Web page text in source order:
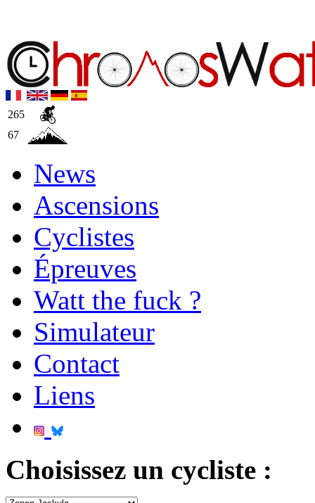
265
67
News
Ascensions
Cyclistes
Épreuves
Watt the fuck ?
Simulateur
Contact
Liens
Choisissez un cycliste :